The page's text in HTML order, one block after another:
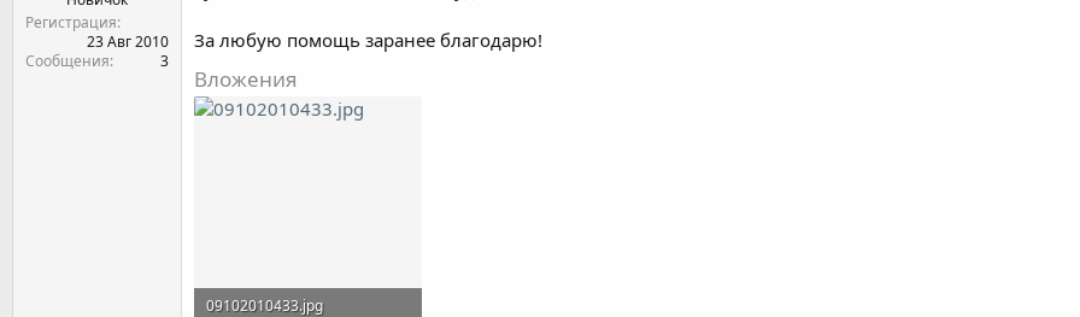
Регистрация
23 Авг 2010
Сообщения
3
За любую помощь заранее благодарю!
Вложения
09102010433.jpg